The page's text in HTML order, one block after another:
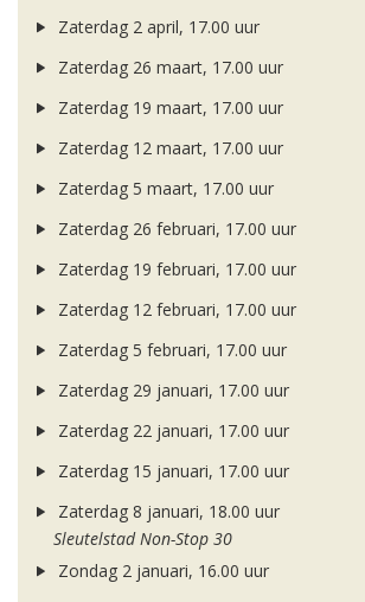
Zaterdag 2 april, 17.00 uur
Zaterdag 26 maart, 17.00 uur
Zaterdag 19 maart, 17.00 uur
Zaterdag 12 maart, 17.00 uur
Zaterdag 5 maart, 17.00 uur
Zaterdag 26 februari, 17.00 uur
Zaterdag 19 februari, 17.00 uur
Zaterdag 12 februari, 17.00 uur
Zaterdag 5 februari, 17.00 uur
Zaterdag 29 januari, 17.00 uur
Zaterdag 22 januari, 17.00 uur
Zaterdag 15 januari, 17.00 uur
Zaterdag 8 januari, 18.00 uur
Sleutelstad Non-Stop 30
Zondag 2 januari, 16.00 uur